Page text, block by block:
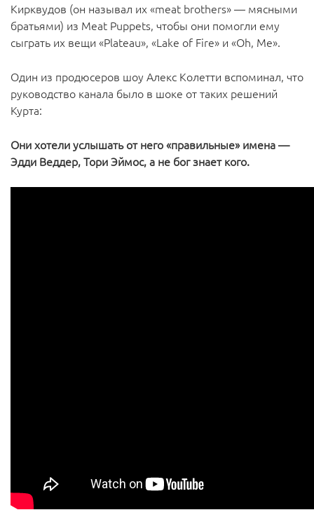
Кирквудов (он называл их «meat brothers» — мясными
братьями) из Meat Puppets, чтобы они помогли ему
сыграть их вещи «Plateau», «Lake of Fire» и «Oh, Me».
Один из продюсеров шоу Алекс Колетти вспоминал, что
руководство канала было в шоке от таких решений
Курта:
Они хотели услышать от него «правильные» имена —
Эдди Веддер, Тори Эймос, а не бог знает кого.